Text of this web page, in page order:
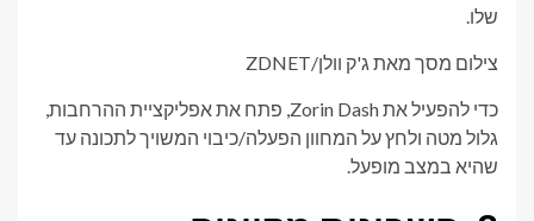
שלו.
צילום מסך מאת ג'ק וולן/ZDNET
כדי להפעיל את Zorin Dash, פתח את אפליקציית ההרחבות,
גלול מטה ולחץ על המחוון הפעלה/כיבוי המשויך לתכונה עד
שהיא במצב מופעל.